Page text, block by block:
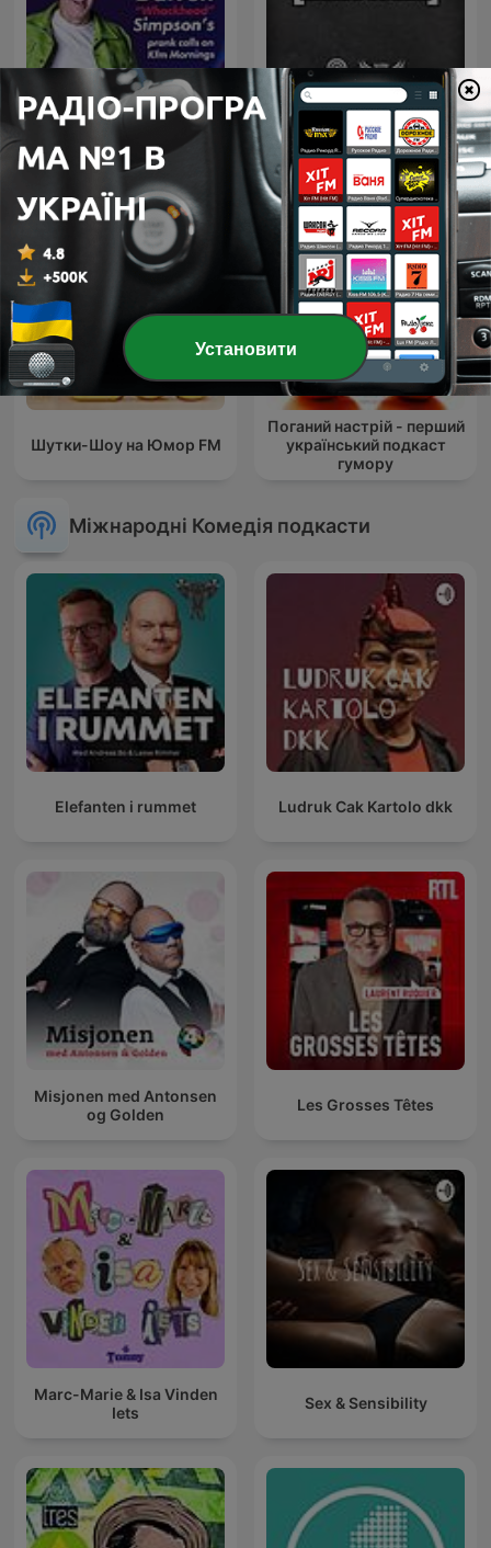
Darren “Whackhead”
Simpson’s prank calls on
Kfm Mornings
[КАМТУГЕЗА] на Radio
ROKS
Шутки-Шоу на Юмор FM
Поганий настрій - перший
український подкаст
гумору
Міжнародні Комедія подкасти
Elefanten i rummet Ludruk Cak Kartolo dkk
Misjonen med Antonsen
og Golden
Les Grosses Têtes
Marc-Marie & Isa Vinden
Iets
Sex & Sensibility
Установити